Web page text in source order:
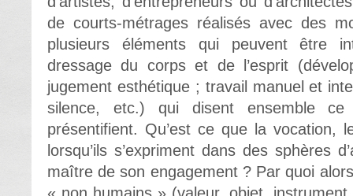
de courts-métrages réalisés avec des
plusieurs éléments qui peuvent être
dressage du corps et de l’esprit
jugement esthétique ; travail manuel et
silence, etc.) qui disent ensemble
présentifient. Qu’est ce que la vocation,
lorsqu’ils s’expriment dans des sphères
maître de son engagement ? Par quoi